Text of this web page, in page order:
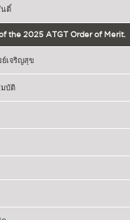
นติ์
the 2025 ATGT Order of Merit.
เจริญสุข
บัติ